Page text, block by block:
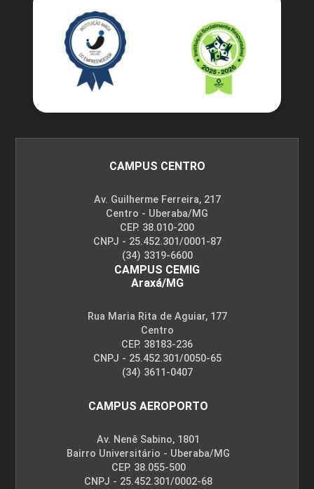
Farmacocinética: Excreção
Ação e Interação Fármaco-Receptor
10h
Prescrição Farmacêutica
10h
CAMPUS CENTRO
Av. Guilherme Ferreira, 217
Centro - Uberaba/MG
CEP. 38.010-200
CNPJ - 25.452.301/0001-87
(34) 3319-6600
CAMPUS CEMIG
Araxá/MG
Rua Maria Rita de Aguiar, 177
Centro
CEP. 38183-236
CNPJ - 25.452.301/0050-65
(34) 3611-0407
CAMPUS AEROPORTO
Av. Nenê Sabino, 1801
Bairro Universitário - Uberaba/MG
CEP. 38.055-500
CNPJ - 25.452.301/0002-68